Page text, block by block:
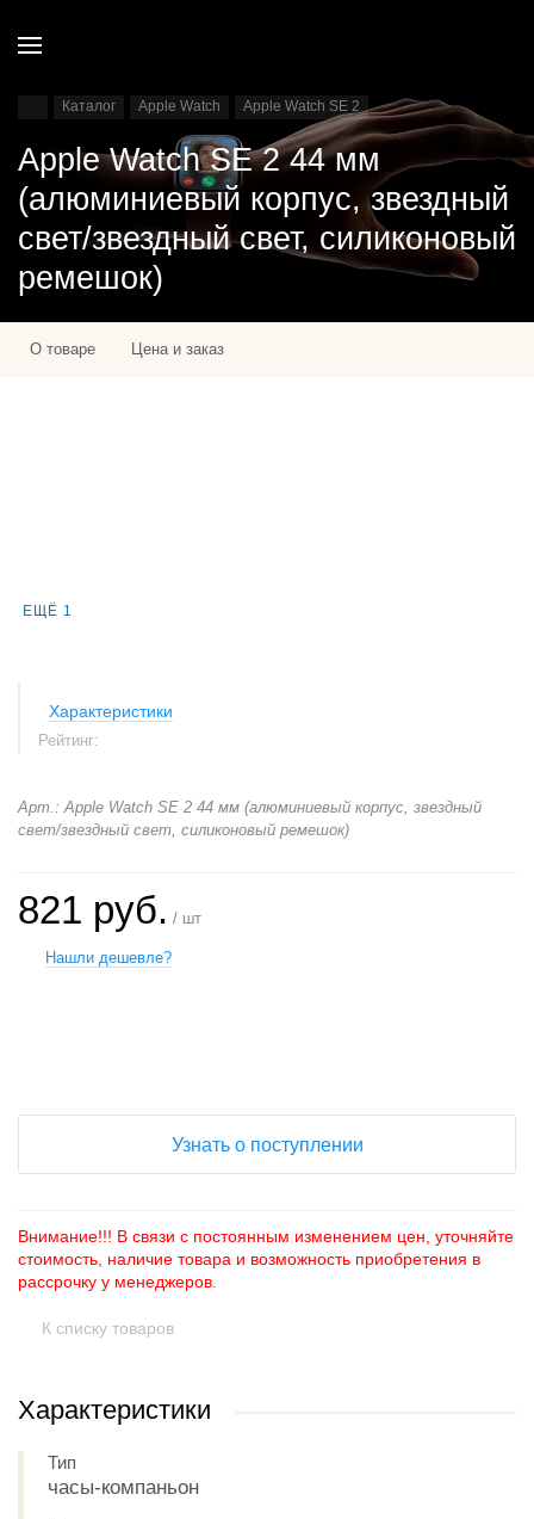
Каталог Apple Watch Apple Watch SE 2
Apple Watch SE 2 44 мм
(алюминиевый корпус, звездный
свет/звездный свет, силиконовый
ремешок)
О товаре Цена и заказ
ЕЩЁ 1
Характеристики
Рейтинг:
Арт.: Apple Watch SE 2 44 мм (алюминиевый корпус, звездный
свет/звездный свет, силиконовый ремешок)
821 руб. / шт
Нашли дешевле?
Узнать о поступлении
Внимание!!! В связи с постоянным изменением цен, уточняйте
стоимость, наличие товара и возможность приобретения в
рассрочку у менеджеров.
К списку товаров
Характеристики
Тип
часы-компаньон